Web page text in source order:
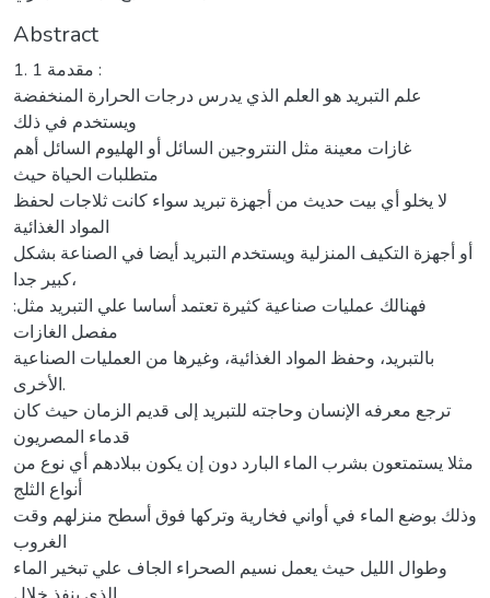
Abstract
1. 1 مقدمة :
علم التبريد هو العلم الذي يدرس درجات الحرارة المنخفضة
ويستخدم في ذلك
غازات معينة مثل النتروجين السائل أو الهليوم السائل أهم
متطلبات الحياة حيث
لا يخلو أي بيت حديث من أجهزة تبريد سواء كانت ثلاجات لحفظ
المواد الغذائية
أو أجهزة التكيف المنزلية ويستخدم التبريد أيضا في الصناعة بشكل
كبير جدا،
فهنالك عمليات صناعية كثيرة تعتمد أساسا علي التبريد مثل:
مفصل الغازات
بالتبريد، وحفظ المواد الغذائية، وغيرها من العمليات الصناعية
الأخرى.
ترجع معرفه الإنسان وحاجته للتبريد إلى قديم الزمان حيث كان
قدماء المصريون
مثلا يستمتعون بشرب الماء البارد دون إن يكون ببلادهم أي نوع من
أنواع الثلج
وذلك بوضع الماء في أواني فخارية وتركها فوق أسطح منزلهم وقت
الغروب
وطوال الليل حيث يعمل نسيم الصحراء الجاف علي تبخير الماء